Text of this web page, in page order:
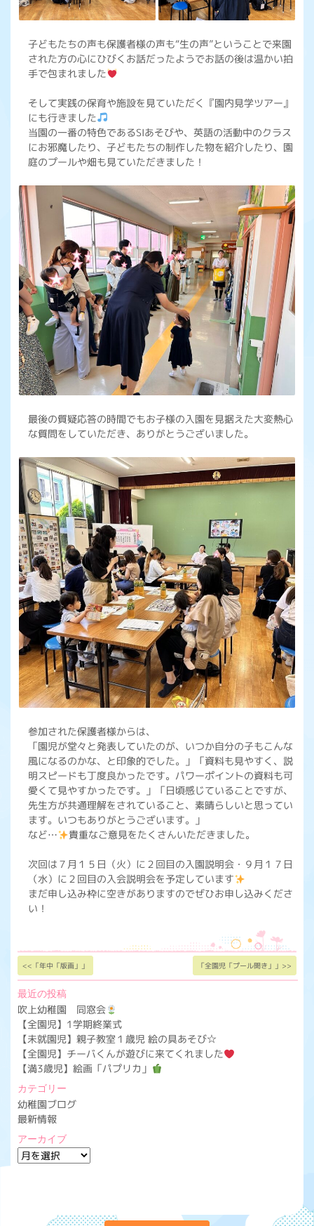
子どもたちの声も保護者様の声も“生の声”ということで来園
された方の心にひびくお話だったようでお話の後は温かい拍
手で包まれました
そして実践の保育や施設を見ていただく『園内見学ツアー』
にも行きました
当園の一番の特色であるSIあそびや、英語の活動中のクラス
にお邪魔したり、子どもたちの制作した物を紹介したり、園
庭のプールや畑も見ていただきました！
最後の質疑応答の時間でもお子様の入園を見据えた大変熱心
な質問をしていただき、ありがとうございました。
参加された保護者様からは、
「園児が堂々と発表していたのが、いつか自分の子もこんな
風になるのかな、と印象的でした。」「資料も見やすく、説
明スピードも丁度良かったです。パワーポイントの資料も可
愛くて見やすかったです。」「日頃感じていることですが、
先生方が共通理解をされていること、素晴らしいと思ってい
ます。いつもありがとうございます。」
など…
貴重なご意見をたくさんいただきました。
次回は７月１５日（火）に２回目の入園説明会・９月１７日
（水）に２回目の入会説明会を予定しています
まだ申し込み枠に空きがありますのでぜひお申し込みくださ
い！
<<「年中「版画」」 「全園児「プール開き」」>>
最近の投稿
吹上幼稚園 同窓会
【全園児】1学期終業式
【未就園児】親子教室１歳児 絵の具あそび☆
【全園児】チーバくんが遊びに来てくれました
【満3歳児】絵画「パプリカ」
カテゴリー
幼稚園ブログ
最新情報
アーカイブ
ア